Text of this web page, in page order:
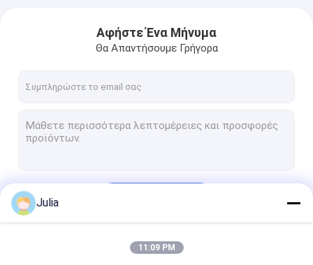
Αφήστε Ένα Μήνυμα
Θα Απαντήσουμε Γρήγορα
Julia
11:09 PM